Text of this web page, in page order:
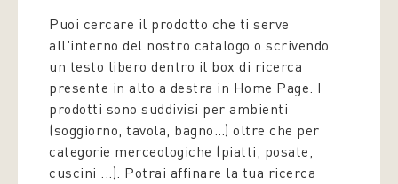
Puoi cercare il prodotto che ti serve
all'interno del nostro catalogo o scrivendo
un testo libero dentro il box di ricerca
presente in alto a destra in Home Page. I
prodotti sono suddivisi per ambienti
(soggiorno, tavola, bagno…) oltre che per
categorie merceologiche (piatti, posate,
cuscini ...). Potrai affinare la tua ricerca